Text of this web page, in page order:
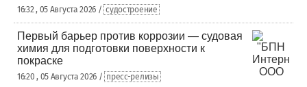
16:32 , 05 Августа 2026 / судостроение
Первый барьер против коррозии — судовая
химия для подготовки поверхности к
покраске
16:20 , 05 Августа 2026 / пресс-релизы